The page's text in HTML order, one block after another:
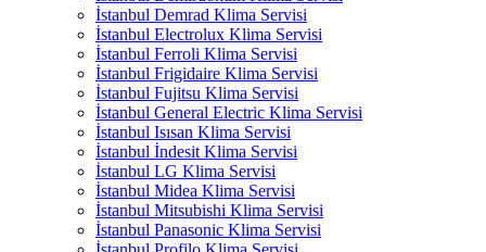
İstanbul Demrad Klima Servisi
İstanbul Electrolux Klima Servisi
İstanbul Ferroli Klima Servisi
İstanbul Frigidaire Klima Servisi
İstanbul Fujitsu Klima Servisi
İstanbul General Electric Klima Servisi
İstanbul Isısan Klima Servisi
İstanbul İndesit Klima Servisi
İstanbul LG Klima Servisi
İstanbul Midea Klima Servisi
İstanbul Mitsubishi Klima Servisi
İstanbul Panasonic Klima Servisi